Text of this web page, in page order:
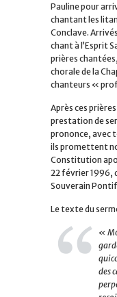
Pauline pour
chantant les
Conclave.
chant à l’Esprit
prières
chorale de la
chanteurs «
Après ces
prestation de
prononce, avec
ils promettent
Constitution
22 février 1996,
Souverain
Le texte du
«
des